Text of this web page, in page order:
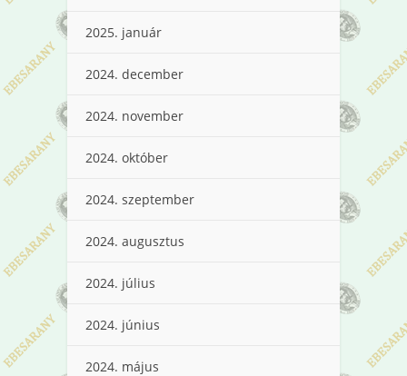
2025. január
2024. december
2024. november
2024. október
2024. szeptember
2024. augusztus
2024. július
2024. június
2024. május